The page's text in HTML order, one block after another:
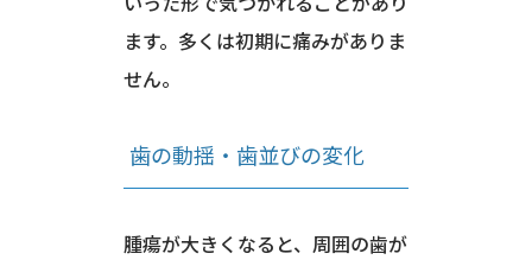
ます。多くは初期に痛みがありま
せん。
歯の動揺・歯並びの変化
腫瘍が大きくなると、周囲の歯が